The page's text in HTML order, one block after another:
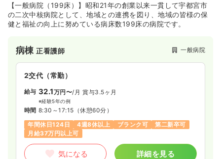
【一般病院（199床）】昭和21年の創業以来一貫して宇都宮市
の二次中核病院として、地域との連携を図り、地域の皆様の保
健と福祉の向上に努めている病床数199床の病院です。
病棟正看護師 一般病院
2交代（常勤）
給与 32.1万円〜/月 賞与3.5ヶ月
※経験5年の例
時間 8:30～17:15 （休憩60分）
年間休日124日
4週8休以上 ブランク可
第二新卒可
月給37万円以上可
気になる 詳細を見る